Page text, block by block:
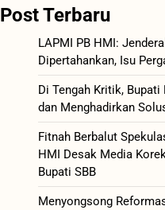
Post Terbaru
LAPMI PB HMI:
Dipertahankan, Isu
Di Tengah Kritik,
dan Menghadirkan
Fitnah Berbalut
HMI Desak Media
Bupati SBB
Menyongsong